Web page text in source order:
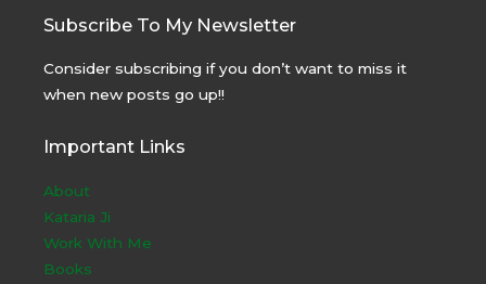
Subscribe To My Newsletter
Consider subscribing if you don’t want to miss it
when new posts go up!!
Important Links
About
Kataria Ji
Work With Me
Books